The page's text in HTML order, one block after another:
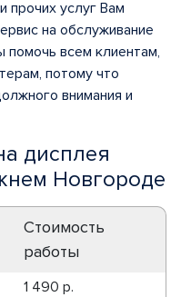
услуг Вам
на обслуживание
всем клиентам,
потому что
внимания и
дисплея
Новгороде
Стоимость
работы
1 490 р.